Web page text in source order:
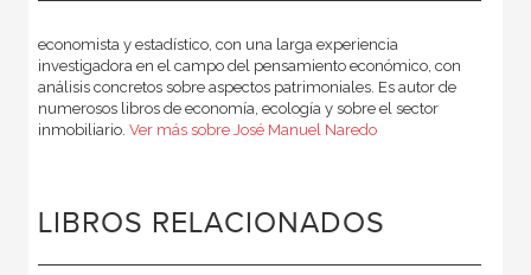
economista y estadístico, con una larga experiencia
investigadora en el campo del pensamiento económico, con
análisis concretos sobre aspectos patrimoniales. Es autor de
numerosos libros de economía, ecología y sobre el sector
inmobiliario. Ver más sobre José Manuel Naredo
LIBROS RELACIONADOS